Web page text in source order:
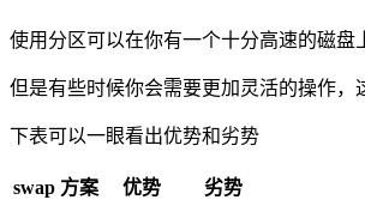
使用分区可以在你有一个十分高速的磁
但是有些时候你会需要更加灵活的操作，
下表可以一眼看出优势和劣势
swap 方案 优势
劣势